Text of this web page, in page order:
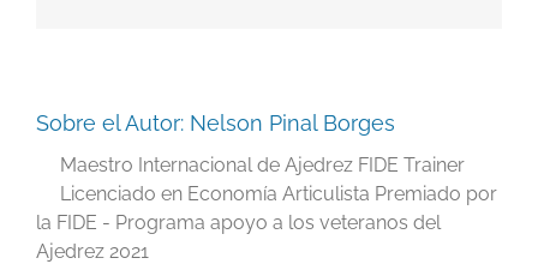
Sobre el Autor: Nelson Pinal Borges
Maestro Internacional de Ajedrez FIDE Trainer
Licenciado en Economía Articulista Premiado por
la FIDE - Programa apoyo a los veteranos del
Ajedrez 2021